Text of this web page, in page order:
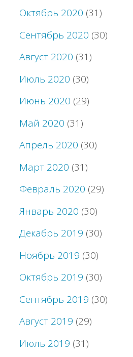
Октябрь 2020 (31)
Сентябрь 2020 (30)
Август 2020 (31)
Июль 2020 (30)
Июнь 2020 (29)
Май 2020 (31)
Апрель 2020 (30)
Март 2020 (31)
Февраль 2020 (29)
Январь 2020 (30)
Декабрь 2019 (30)
Ноябрь 2019 (30)
Октябрь 2019 (30)
Сентябрь 2019 (30)
Август 2019 (29)
Июль 2019 (31)